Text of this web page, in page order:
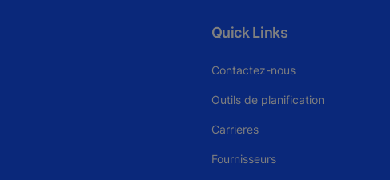
Quick Links
Contactez-nous
Outils de planification
Carrieres
Fournisseurs